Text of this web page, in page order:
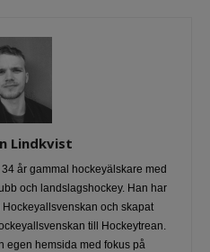
Lindkvist
år gammal hockeyälskare med
och landslagshockey. Han har
och skapat
till Hockeytrean.
egen hemsida med fokus på